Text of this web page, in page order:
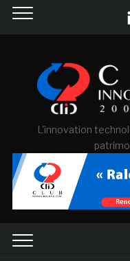
L'innovation